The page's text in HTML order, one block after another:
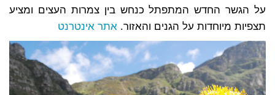
על הגשר החדש המתפתל כנחש בין צמרות העצים ומציע
תצפיות מיוחדות על הגנים והאזור. אתר אינטרנט